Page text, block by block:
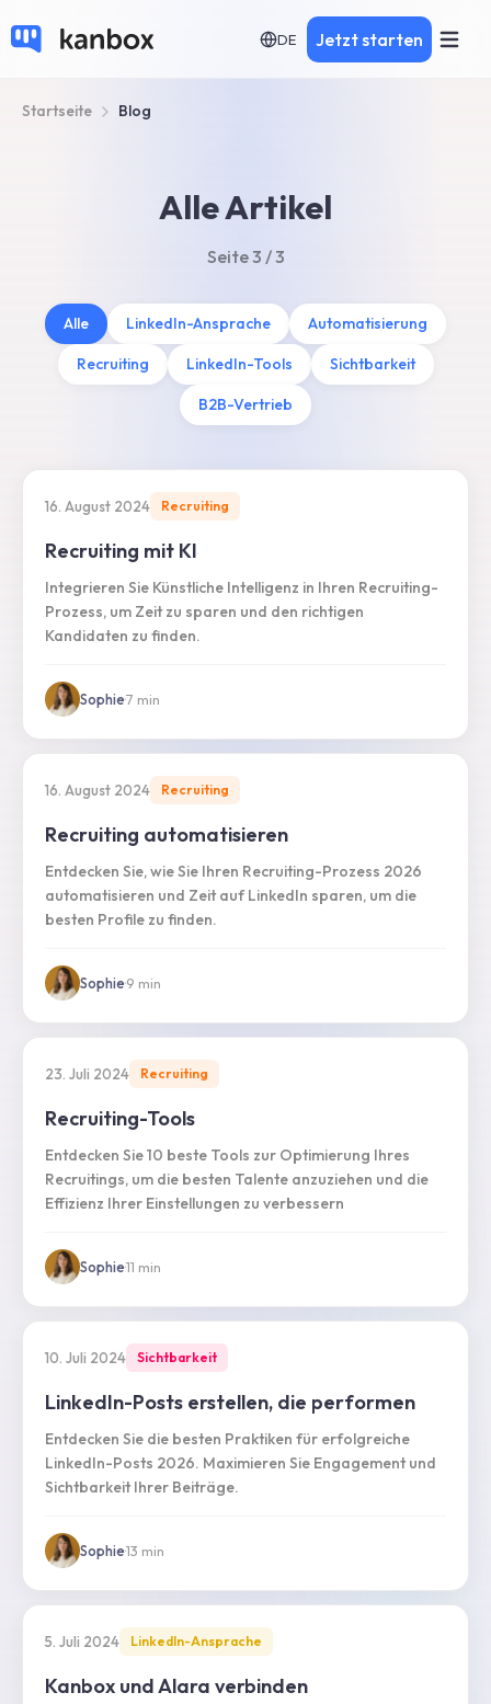
DE Jetzt starten
Startseite Blog
Alle Artikel
Seite 3 / 3
Alle LinkedIn-Ansprache Automatisierung
Recruiting LinkedIn-Tools Sichtbarkeit
B2B-Vertrieb
16. August 2024 Recruiting
Recruiting mit KI
Integrieren Sie Künstliche Intelligenz in Ihren Recruiting-
Prozess, um Zeit zu sparen und den richtigen
Kandidaten zu finden.
Sophie·7 min
16. August 2024 Recruiting
Recruiting automatisieren
Entdecken Sie, wie Sie Ihren Recruiting-Prozess 2026
automatisieren und Zeit auf LinkedIn sparen, um die
besten Profile zu finden.
Sophie·9 min
23. Juli 2024 Recruiting
Recruiting-Tools
Entdecken Sie 10 beste Tools zur Optimierung Ihres
Recruitings, um die besten Talente anzuziehen und die
Effizienz Ihrer Einstellungen zu verbessern
Sophie·11 min
10. Juli 2024 Sichtbarkeit
LinkedIn-Posts erstellen, die performen
Entdecken Sie die besten Praktiken für erfolgreiche
LinkedIn-Posts 2026. Maximieren Sie Engagement und
Sichtbarkeit Ihrer Beiträge.
Sophie·13 min
5. Juli 2024 LinkedIn-Ansprache
Kanbox und Alara verbinden